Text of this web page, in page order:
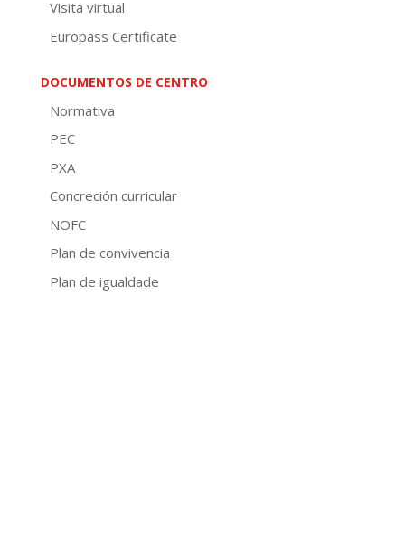
Visita virtual
Europass Certificate
DOCUMENTOS DE CENTRO
Normativa
PEC
PXA
Concreción curricular
NOFC
Plan de convivencia
Plan de igualdade